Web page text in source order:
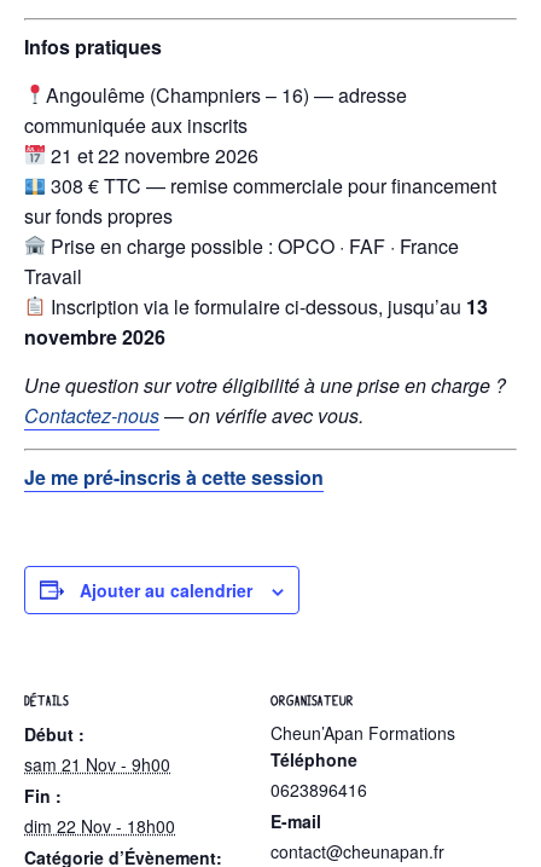
Infos pratiques
Angoulême (Champniers – 16) — adresse
communiquée aux inscrits
21 et 22 novembre 2026
308 € TTC — remise commerciale pour financement
sur fonds propres
Prise en charge possible : OPCO · FAF · France
Travail
Inscription via le formulaire ci-dessous, jusqu’au 13
novembre 2026
Une question sur votre éligibilité à une prise en charge ?
Contactez-nous— on vérifie avec vous.
Je me pré-inscris à cette session
Ajouter au calendrier
DÉTAILS
Début :
sam 21 Nov - 9h00
Fin :
dim 22 Nov - 18h00
Catégorie d’Évènement:
ORGANISATEUR
Cheun’Apan Formations
Téléphone
0623896416
E-mail
contact@cheunapan.fr